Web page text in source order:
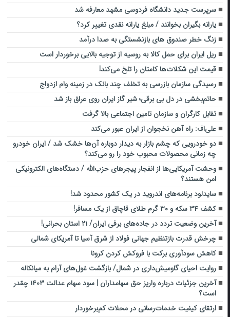
سرپرست جدید دانشگاه فردوسی مشهد معارفه شد
یارانه بگیران بخوانند / مبلغ یارانه نقدی تغییر کرد؟
زنگ خطر صندوق های بازنشستگی به صدا درآمد
ریل ایران برای حمل کالا به روسیه از توجیه بالایی برخوردار است
قیمت این شکلات‌ها کامتان را تلخ می‌کند!
رسیدگی سازمان بازرسی به تخلف چند بانک در زمینه وام ازدواج
حاتم‌بخشی در دل بی برقی؛ شیر گاز ایران روی عراق باز شد
تقابل کارگران و سازمان تامین اجتماعی بالا گرفت
علی‌اف: راه‌ آهن نخجوان از ایران عبور می‌کند
دو خودرویی که چشم بازار به دیدار دوباره آن‌ها خشک شد / ایران خودرو
چه زمانی محصولات محبوب خود را رو می‌کند؟
وحشت آمریکایی‌ها از انفجار پیجرهای حزب‌الله / دستگاه‌های الکترونیکی
امن هستند؟
سایدلود برنامه‌های اندروید در یک کشور محدود شد!
کشف ۳۴ سکه و ۳۰ گرم طلای قاچاق از یک مسافر!
آخرین وضعیت تردد در جاده‌های برفی ایران/ ۲۱ استان بحرانی!
چرخش قدرت بازتنظیم جهانی فولاد از شرق آسیا تا آمریکای شمالی
کاهش سودآوری برکت با فروکش کردن کرونا
روایت احیای گاومیش‌داری در شمال/ بازگشت غول‌های آرام به میانکاله
آخرین جزئیات درباره واریز حق سهامداران | سود سهام عدالت ۱۴۰۳ چقدر
است؟
ارتقای کیفیت خدمات‌رسانی در محلات کم‌برخوردار